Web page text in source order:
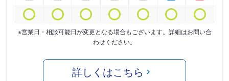
※営業日・相談可能日が変更となる場合もございます。詳細はお問い合
わせください。
詳しくはこちら